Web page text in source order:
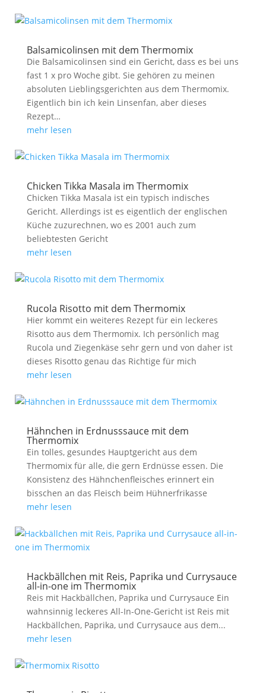
Balsamicolinsen mit dem Thermomix
Die Balsamicolinsen sind ein Gericht, dass es bei uns
fast 1 x pro Woche gibt. Sie gehören zu meinen
absoluten Lieblingsgerichten aus dem Thermomix.
Eigentlich bin ich kein Linsenfan, aber dieses
Rezept…
mehr lesen
Chicken Tikka Masala im Thermomix
Chicken Tikka Masala ist ein typisch indisches
Gericht. Allerdings ist es eigentlich der englischen
Küche zuzurechnen, wo es 2001 auch zum
beliebtesten Gericht
mehr lesen
Rucola Risotto mit dem Thermomix
Hier kommt ein weiteres Rezept für ein leckeres
Risotto aus dem Thermomix. Ich persönlich mag
Rucola und Ziegenkäse sehr gern und von daher ist
dieses Risotto genau das Richtige für mich
mehr lesen
Hähnchen in Erdnusssauce mit dem
Thermomix
Ein tolles, gesundes Hauptgericht aus dem
Thermomix für alle, die gern Erdnüsse essen. Die
Konsistenz des Hähnchenfleisches erinnert ein
bisschen an das Fleisch beim Hühnerfrikasse
mehr lesen
Hackbällchen mit Reis, Paprika und Currysauce
all-in-one im Thermomix
Reis mit Hackbällchen, Paprika und Currysauce Ein
wahnsinnig leckeres All-In-One-Gericht ist Reis mit
Hackbällchen, Paprika, und Currysauce aus dem...
mehr lesen